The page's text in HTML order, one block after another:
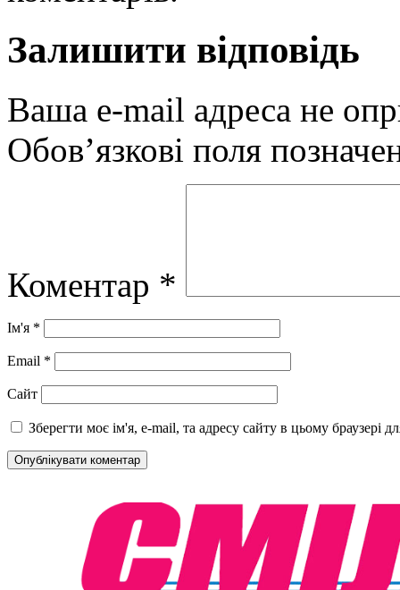
Залишити відповідь
Ваша e-mail адреса не
Обов’язкові поля
Коментар *
Ім'я *
Email *
Сайт
Зберегти моє ім'я, e-mail, та адресу сайту в цьому браузері